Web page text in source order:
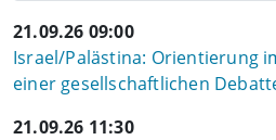
21.09.26 09:00
Israel/Palästina: Orientierung
einer gesellschaftlichen
21.09.26 11:30